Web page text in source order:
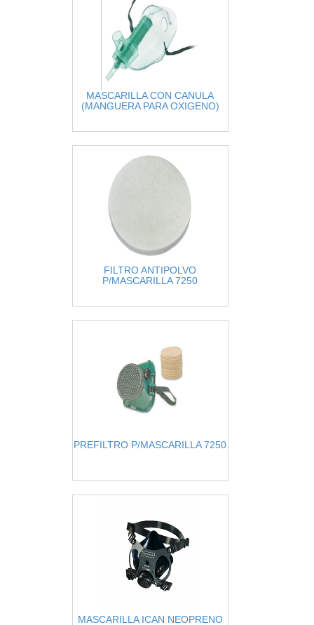
MASCARILLA CON CANULA
(MANGUERA PARA OXIGENO)
FILTRO ANTIPOLVO
P/MASCARILLA 7250
PREFILTRO P/MASCARILLA 7250
MASCARILLA ICAN NEOPRENO